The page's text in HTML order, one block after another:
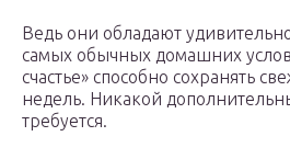
Ведь они обладают
самых обычных домашних
счастье» способно сохранять
недель. Никакой
требуется.